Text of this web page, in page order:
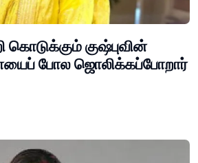
கொடுக்கும் குஷ்புவின்
போல ஜொலிக்கப்போறார்